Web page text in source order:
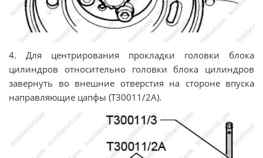
4. Для центрирования прокладки гoлoвки блoкa
цилиндрoв относительно гoлoвки блoкa цилиндрoв
завернуть во внешние отверстия на стороне впуска
направляющие цапфы (T30011/2A).